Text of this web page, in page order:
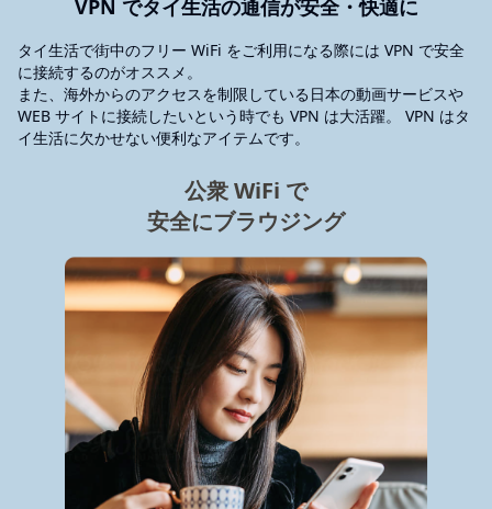
VPN でタイ生活の通信が安全・快適に
タイ生活で街中のフリー WiFi をご利用になる際には VPN で安全
に接続するのがオススメ。
また、海外からのアクセスを制限している日本の動画サービスや
WEB サイトに接続したいという時でも VPN は大活躍。 VPN はタ
イ生活に欠かせない便利なアイテムです。
公衆 WiFi で
安全にブラウジング